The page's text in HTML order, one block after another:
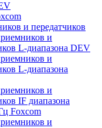
и передатчиков
и
L-диапазона DEV
и
L-диапазона
и
IF диапазона
Foxcom
и